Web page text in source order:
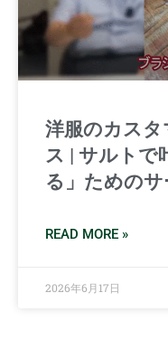
洋服のカス
ス | サルトで
る」ためのサ
READ MORE »
2026年6月17日